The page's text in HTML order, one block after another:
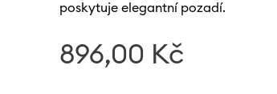
poskytuje elegantní pozadí.
896,00 Kč